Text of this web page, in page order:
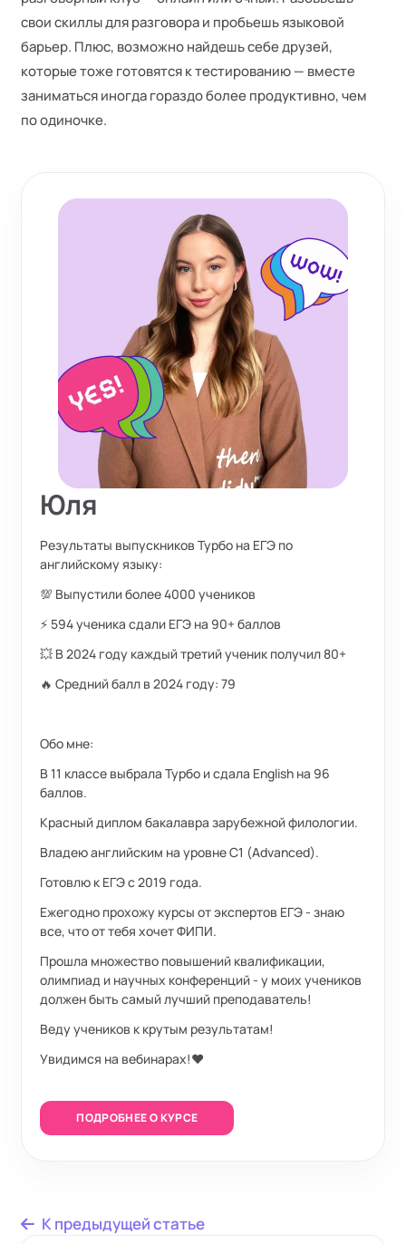
свои скиллы для разговора и пробьешь языковой
барьер. Плюс, возможно найдешь себе друзей,
которые тоже готовятся к тестированию — вместе
заниматься иногда гораздо более продуктивно, чем
по одиночке.
Юля
Результаты выпускников Турбо на ЕГЭ по
английскому языку:
💯 Выпустили более 4000 учеников
⚡ 594 ученика сдали ЕГЭ на 90+ баллов
💥 В 2024 году каждый третий ученик получил 80+
🔥 Средний балл в 2024 году: 79
Обо мне:
В 11 классе выбрала Турбо и сдала English на 96
баллов.
Красный диплом бакалавра зарубежной филологии.
Владею английским на уровне С1 (Advanced).
Готовлю к ЕГЭ с 2019 года.
Ежегодно прохожу курсы от экспертов ЕГЭ - знаю
все, что от тебя хочет ФИПИ.
Прошла множество повышений квалификации,
олимпиад и научных конференций - у моих учеников
должен быть самый лучший преподаватель!
Веду учеников к крутым результатам!
Увидимся на вебинарах!❤️
ПОДРОБНЕЕ О КУРСЕ
К предыдущей статье